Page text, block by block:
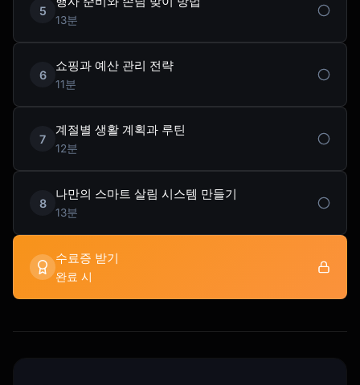
5
13분
6
쇼핑과 예산 관리 전략
11분
7
계절별 생활 계획과 루틴
12분
8
나만의 스마트 살림 시스템 만들기
13분
수료증 받기
완료 시